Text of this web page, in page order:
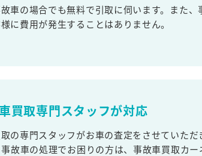
車の場合でも無料で引取に伺います。また
に費用が発生することはありません。
買取専門スタッフが対応
の専門スタッフがお車の査定をさせていた
故車の処理でお困りの方は、事故車買取カ